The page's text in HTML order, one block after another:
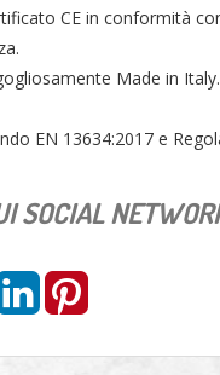
CE in conformità
Made in Italy.
EN 13634:2017 e
SOCIAL